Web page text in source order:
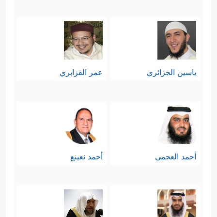
ٱجۡعَلۡنِی مُقِیمَ ٱلصَّلَوٰةِ وَمِن ذُرِّیَّتِیۚ﴾، ثم الشعور
الدائم بالتقصير والحاجة إلى المغفرة
﴿رَبَّنَا ٱغۡفِرۡ لِی وَلِوَ ٰ⁠لِدَیَّ وَلِلۡمُؤۡمِنِینَ یَوۡمَ یَقُومُ
ٱلۡحِسَابُ﴾
رابعًا: تثبيت قلوب المؤمنين ومدُّهم
بمقوِّمات الثقة وهم يواجهون صَولة
غَـٰفِلًا عَمَّا یَعۡمَلُ ٱلظَّـٰلِمُونَۚ ﴾ ، ثم يلتفت
بالخطاب إلى هؤلاء الظالمين أنفسهم:
ياسين الجزائري عمر القزابري
أحمد العجمي أحمد نعينع